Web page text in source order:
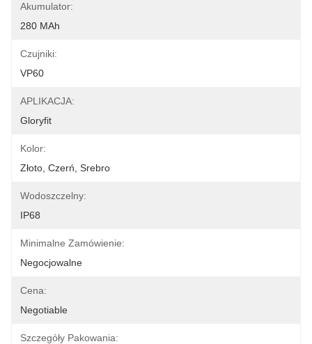
Akumulator:
280 MAh
Czujniki:
VP60
APLIKACJA:
Gloryfit
Kolor:
Złoto, Czerń, Srebro
Wodoszczelny:
IP68
Minimalne Zamówienie:
Negocjowalne
Cena:
Negotiable
Szczegóły Pakowania: